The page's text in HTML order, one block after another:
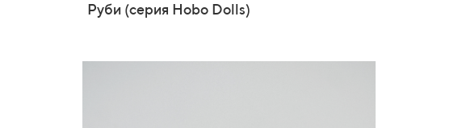
Руби (серия Hobo Dolls)